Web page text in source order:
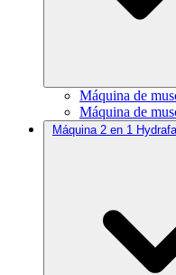
Máquina de
Máquina de
Máquina 2 en 1